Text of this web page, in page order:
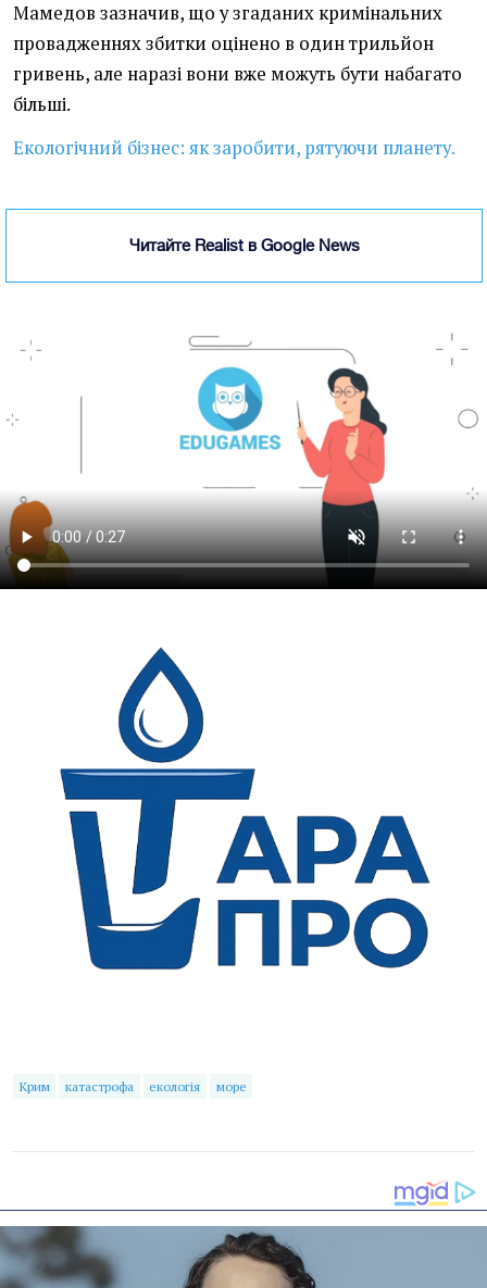
Мамедов зазначив, що у згаданих кримінальних
провадженнях збитки оцінено в один трильйон
гривень, але наразі вони вже можуть бути набагато
більші.
Екологічний бізнес: як заробити, рятуючи планету.
Читайте Realist в Google News
Крим катастрофа екологія море